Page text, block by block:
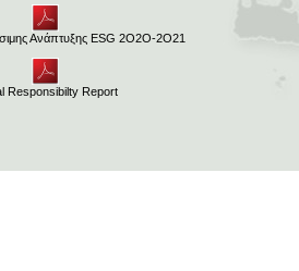
Ανάπτυξης ESG 2O2O-2O21
Responsibilty Report